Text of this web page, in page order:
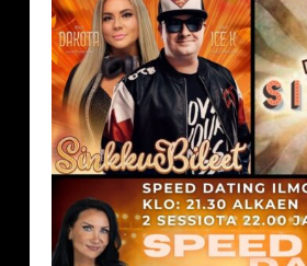
19.9.2026
Deittisirkus
Speed
Dating,
Tulisuudelma/Hotelli
Vantaalla